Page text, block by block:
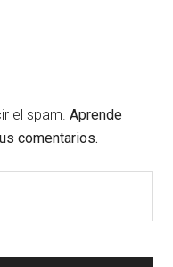
el spam.Aprende
comentarios.